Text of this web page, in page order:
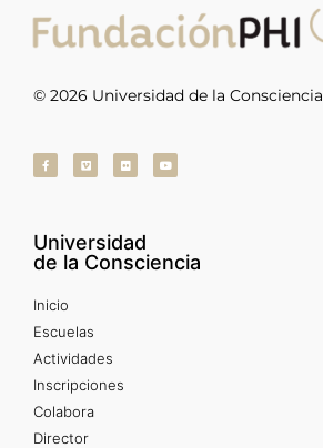
© 2026 Universidad de la Consciencia
Universidad
de la Consciencia
Inicio
Escuelas
Actividades
Inscripciones
Colabora
Director